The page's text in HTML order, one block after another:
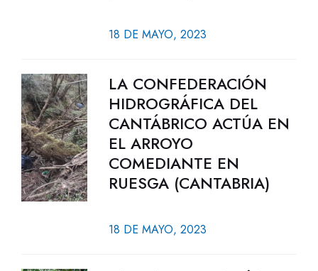
18 DE MAYO, 2023
LA CONFEDERACIÓN
HIDROGRÁFICA DEL
CANTÁBRICO ACTÚA EN
EL ARROYO
COMEDIANTE EN
RUESGA (CANTABRIA)
18 DE MAYO, 2023